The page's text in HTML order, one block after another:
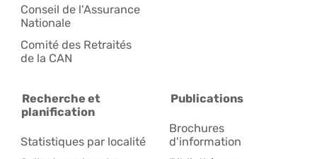
Conseil de l'Assurance
Nationale
Comité des Retraités
de la CAN
Recherche et
planification
Statistiques par localité
Publications
Brochures
d'information